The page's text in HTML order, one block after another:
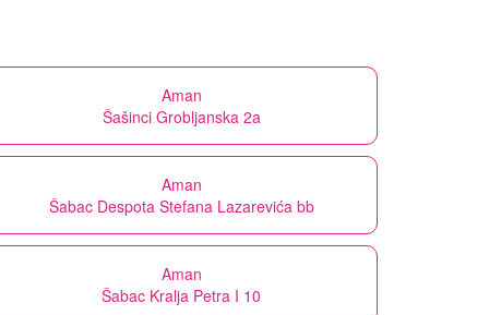
Aman
Šašinci Grobljanska 2a
Aman
Šabac Despota Stefana Lazarevića bb
Aman
Šabac Kralja Petra I 10